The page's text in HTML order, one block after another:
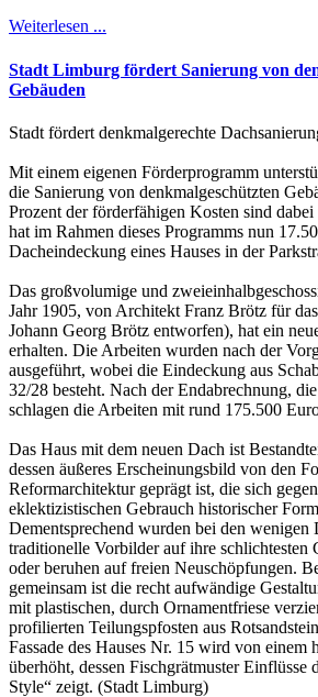
Weiterlesen ...
Stadt Limburg fördert Sanierung von
Gebäuden
Stadt fördert denkmalgerechte
Mit einem eigenen Förderprogramm
die Sanierung von denkmalgeschützten
Prozent der förderfähigen Kosten sind
hat im Rahmen dieses Programms nun
Dacheindeckung eines Hauses in der
Das großvolumige und
Jahr 1905, von Architekt Franz Brötz für
Johann Georg Brötz entworfen), hat ein
erhalten. Die Arbeiten wurden nach der
ausgeführt, wobei die Eindeckung aus
32/28 besteht. Nach der Endabrechnung,
schlagen die Arbeiten mit rund 175.500
Das Haus mit dem neuen Dach ist
dessen äußeres Erscheinungsbild von den
Reformarchitektur geprägt ist, die sich
eklektizistischen Gebrauch historischer
Dementsprechend wurden bei den wenigen
traditionelle Vorbilder auf ihre schlichtesten
oder beruhen auf freien Neuschöpfungen.
gemeinsam ist die recht aufwändige
mit plastischen, durch Ornamentfriese
profilierten Teilungspfosten aus
Fassade des Hauses Nr. 15 wird von einem
überhöht, dessen Fischgrätmuster Einflüsse
Style“ zeigt. (Stadt Limburg)